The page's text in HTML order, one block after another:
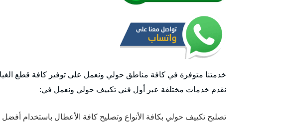
خدمتنا متوفرة في كافة مناطق حولي ونعمل على توفير كافة قطع
نقدم خدمات مختلفة عبر أول فني تكييف حولي ونعمل في:
تصليح تكييف حولي بكافة الأنواع وتصليح كافة الأعطال باستخدام